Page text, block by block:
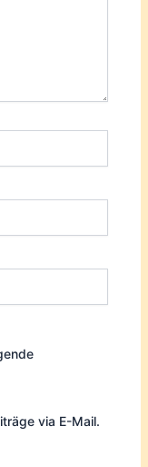
via E-Mail.